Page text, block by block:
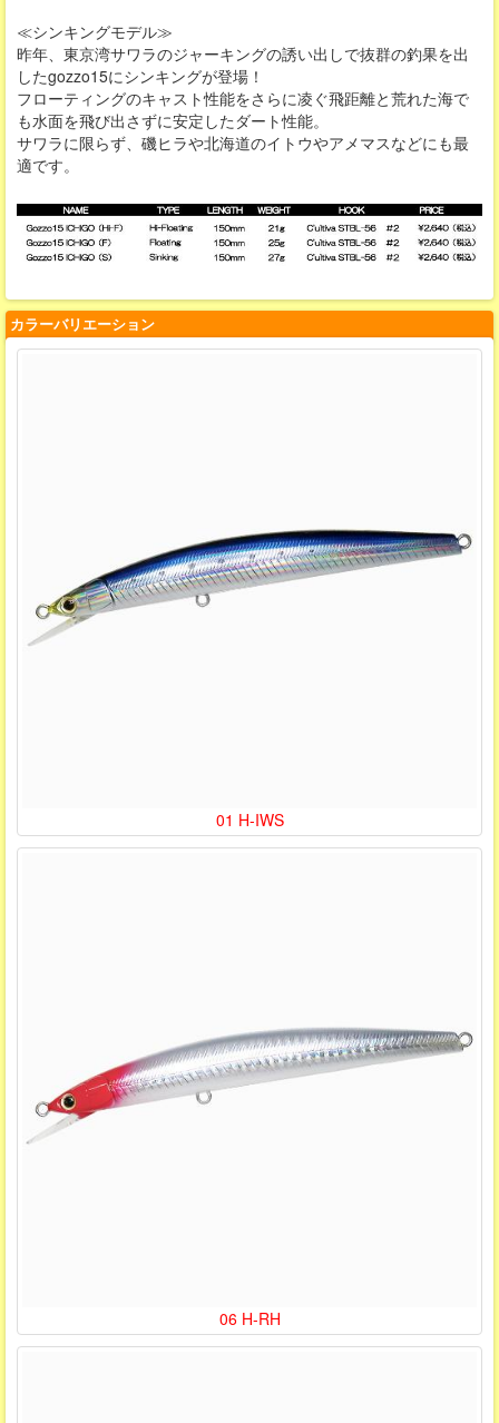
≪シンキングモデル≫
昨年、東京湾サワラのジャーキングの誘い出しで抜群の釣果を出
したgozzo15にシンキングが登場！
フローティングのキャスト性能をさらに凌ぐ飛距離と荒れた海で
も水面を飛び出さずに安定したダート性能。
サワラに限らず、磯ヒラや北海道のイトウやアメマスなどにも最
適です。
カラーバリエーション
01 H-IWS
06 H-RH